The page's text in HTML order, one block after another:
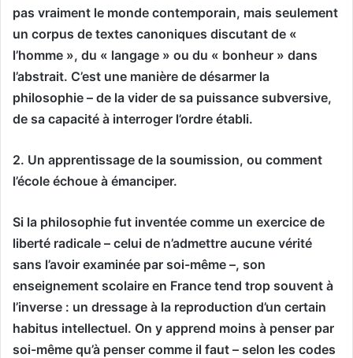
pas vraiment le monde contemporain, mais seulement
un corpus de textes canoniques discutant de «
l’homme », du « langage » ou du « bonheur » dans
l’abstrait. C’est une manière de désarmer la
philosophie – de la vider de sa puissance subversive,
de sa capacité à interroger l’ordre établi.
2. Un apprentissage de la soumission, ou comment
l’école échoue à émanciper.
Si la philosophie fut inventée comme un exercice de
liberté radicale – celui de n’admettre aucune vérité
sans l’avoir examinée par soi-même –, son
enseignement scolaire en France tend trop souvent à
l’inverse : un dressage à la reproduction d’un certain
habitus intellectuel. On y apprend moins à penser par
soi-même qu’à penser comme il faut – selon les codes